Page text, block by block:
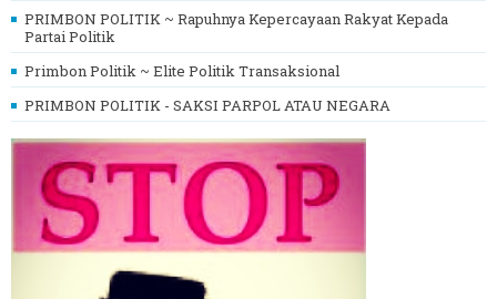
PRIMBON POLITIK ~ Rapuhnya Kepercayaan Rakyat Kepada
Partai Politik
Primbon Politik ~ Elite Politik Transaksional
PRIMBON POLITIK - SAKSI PARPOL ATAU NEGARA